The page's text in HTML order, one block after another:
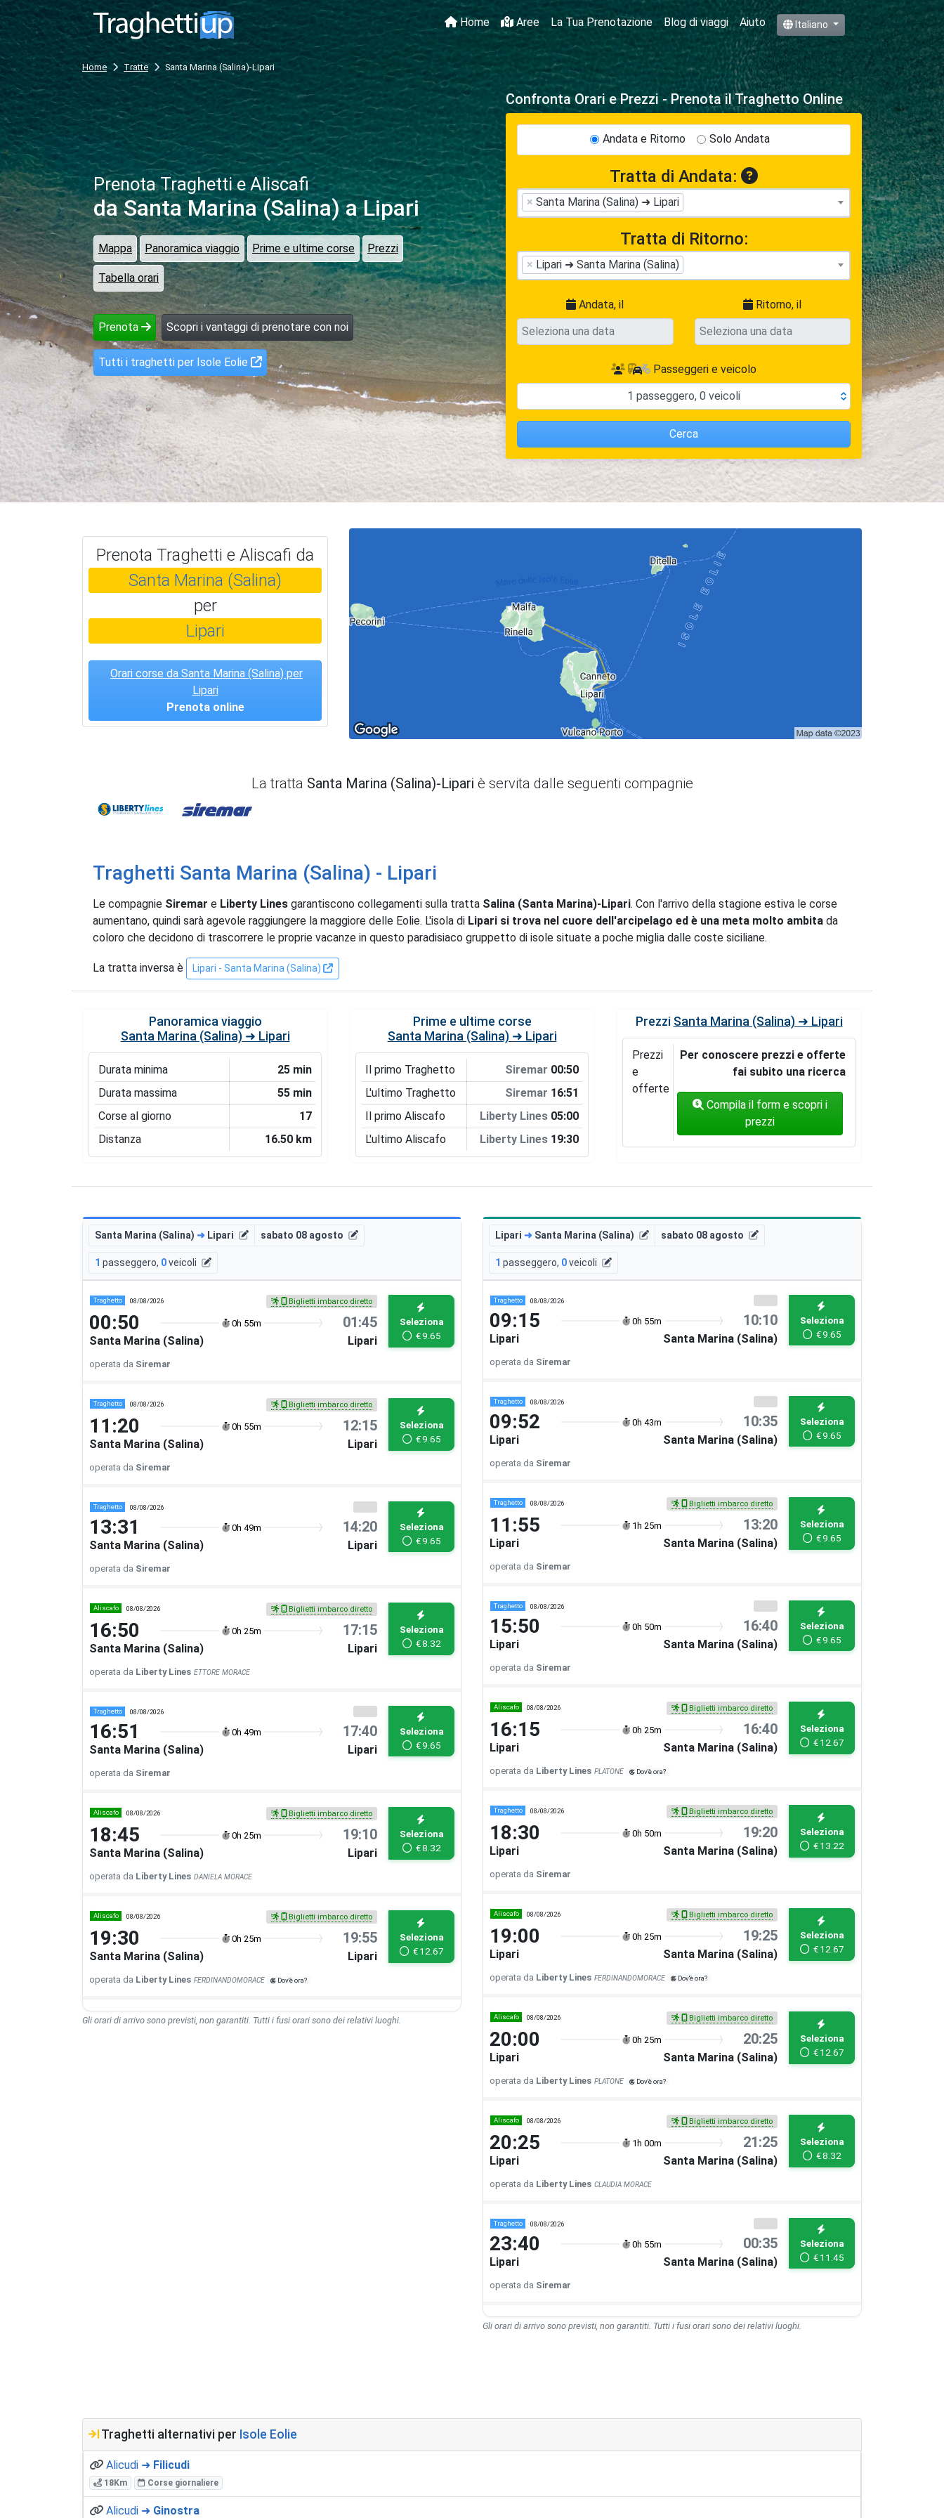
Home Aree La Tua Prenotazione Blog di viaggi Aiuto Italiano
Home Tratte Santa Marina (Salina)-Lipari
Prenota Traghetti e Aliscafi
da Santa Marina (Salina) a Lipari
Mappa Panoramica viaggio Prime e ultime corse Prezzi
Tabella orari
Prenota Scopri i vantaggi di prenotare con noi
Tutti i traghetti per Isole Eolie
Confronta Orari e Prezzi - Prenota il Traghetto Online
Andata e Ritorno Solo Andata
Tratta di Andata:
× Santa Marina (Salina) ➜ Lipari
Tratta di Ritorno:
× Lipari ➜ Santa Marina (Salina)
Andata, il Ritorno, il
Passeggeri e veicolo
1 passeggero, 0 veicoli
Cerca
Prenota Traghetti e Aliscafi da
Santa Marina (Salina)
per
Lipari
Orari corse da Santa Marina (Salina) per
Lipari
Prenota online
La tratta Santa Marina (Salina)-Lipari è servita dalle seguenti compagnie
Liberty Lines
Traghetti Santa Marina (Salina) - Lipari
Le compagnie Siremar e Liberty Lines garantiscono collegamenti sulla tratta Salina (Santa Marina)-Lipari. Con l'arrivo della stagione estiva le corse
aumentano, quindi sarà agevole raggiungere la maggiore delle Eolie. L'isola di Lipari si trova nel cuore dell'arcipelago ed è una meta molto ambita da
coloro che decidono di trascorrere le proprie vacanze in questo paradisiaco gruppetto di isole situate a poche miglia dalle coste siciliane.
La tratta inversa è Lipari - Santa Marina (Salina)
Panoramica viaggio
Santa Marina (Salina) ➜ Lipari
Durata minima
25 min
Durata massima
55 min
Corse al giorno
17
Distanza
16.50 km
Prime e ultime corse
Santa Marina (Salina) ➜ Lipari
Il primo Traghetto Siremar 00:50
L'ultimo Traghetto
Siremar 16:51
Il primo Aliscafo
Liberty Lines 05:00
L'ultimo Aliscafo
Liberty Lines 19:30
Prezzi Santa Marina (Salina) ➜ Lipari
Prezzi
e
offerte
Per conoscere prezzi e offerte
fai subito una ricerca
Compila il form e scopri i
prezzi
Santa Marina (Salina) ➜ Lipari sabato 08 agosto
1 passeggero, 0veicoli
Traghetto 08/08/2026 Biglietti imbarco diretto
00:50 0h 55m 01:45
Santa Marina (Salina) Lipari
Seleziona
€9.65
operata da Siremar
Traghetto 08/08/2026 Biglietti imbarco diretto
11:20 0h 55m 12:15
Santa Marina (Salina) Lipari
Seleziona
€9.65
operata da Siremar
Traghetto 08/08/2026
13:31 0h 49m 14:20
Santa Marina (Salina) Lipari
Seleziona
€9.65
operata da Siremar
Aliscafo 08/08/2026 Biglietti imbarco diretto
16:50 0h 25m 17:15
Santa Marina (Salina) Lipari
Seleziona
€8.32
operata da Liberty Lines ETTORE MORACE
Traghetto 08/08/2026
16:51 0h 49m 17:40
Santa Marina (Salina) Lipari
Seleziona
€9.65
operata da Siremar
Aliscafo 08/08/2026 Biglietti imbarco diretto
18:45 0h 25m 19:10
Santa Marina (Salina) Lipari
Seleziona
€8.32
operata da Liberty Lines DANIELA MORACE
Aliscafo 08/08/2026 Biglietti imbarco diretto
19:30 0h 25m 19:55
Santa Marina (Salina) Lipari
Seleziona
€12.67
operata da Liberty Lines FERDINANDOMORACE Dov'è ora?
Gli orari di arrivo sono previsti, non garantiti. Tutti i fusi orari sono dei relativi luoghi.
Lipari ➜ Santa Marina (Salina) sabato 08 agosto
1 passeggero, 0veicoli
Traghetto 08/08/2026
09:15 0h 55m 10:10
Lipari Santa Marina (Salina)
Seleziona
€9.65
operata da Siremar
Traghetto 08/08/2026
09:52 0h 43m 10:35
Lipari Santa Marina (Salina)
Seleziona
€9.65
operata da Siremar
Traghetto 08/08/2026 Biglietti imbarco diretto
11:55 1h 25m 13:20
Lipari Santa Marina (Salina)
Seleziona
€9.65
operata da Siremar
Traghetto 08/08/2026
15:50 0h 50m 16:40
Lipari Santa Marina (Salina)
Seleziona
€9.65
operata da Siremar
Aliscafo 08/08/2026 Biglietti imbarco diretto
16:15 0h 25m 16:40
Lipari Santa Marina (Salina)
Seleziona
€12.67
operata da Liberty Lines PLATONE Dov'è ora?
Traghetto 08/08/2026 Biglietti imbarco diretto
18:30 0h 50m 19:20
Lipari Santa Marina (Salina)
Seleziona
€13.22
operata da Siremar
Aliscafo 08/08/2026 Biglietti imbarco diretto
19:00 0h 25m 19:25
Lipari Santa Marina (Salina)
Seleziona
€12.67
operata da Liberty Lines FERDINANDOMORACE Dov'è ora?
Aliscafo 08/08/2026 Biglietti imbarco diretto
20:00 0h 25m 20:25
Lipari Santa Marina (Salina)
Seleziona
€12.67
operata da Liberty Lines PLATONE Dov'è ora?
Aliscafo 08/08/2026 Biglietti imbarco diretto
20:25 1h 00m 21:25
Lipari Santa Marina (Salina)
Seleziona
€8.32
operata da Liberty Lines CLAUDIA MORACE
Traghetto 08/08/2026
23:40 0h 55m 00:35
Lipari Santa Marina (Salina)
Seleziona
€11.45
operata da Siremar
Gli orari di arrivo sono previsti, non garantiti. Tutti i fusi orari sono dei relativi luoghi.
Traghetti alternativi per Isole Eolie
Alicudi ➜ Filicudi
18Km Corse giornaliere
Alicudi ➜ Ginostra